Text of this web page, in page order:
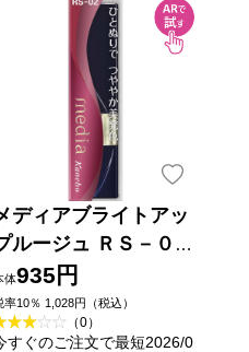
ディアブライトアッ
ルージュ ＲＳ－０２
ネボウ化粧品
体935円
率10％ 1,028円（税込）
（0）
すぐのご注文で最短2026/0